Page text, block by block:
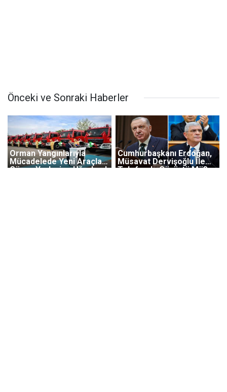
Önceki ve Sonraki Haberler
Orman Yangınlarıyla
Mücadelede Yeni Araçlar
Görev Yerlerine Uğurlandı
Cumhurbaşkanı Erdoğan,
Müsavat Dervişoğlu İle
Telefonda Görüştü Mü?